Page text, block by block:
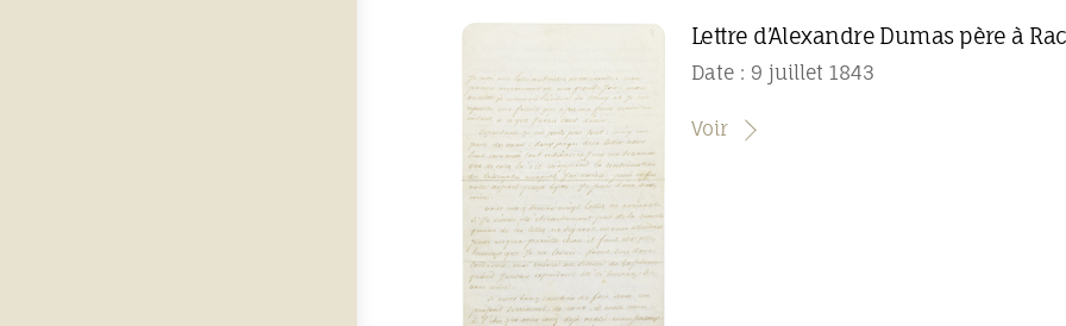
Lettre d’Alexandre Dumas père à
Date : 9 juillet 1843
Voir